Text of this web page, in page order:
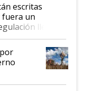
escritas
fuera un
llegó
y hasta se
al IPCVA